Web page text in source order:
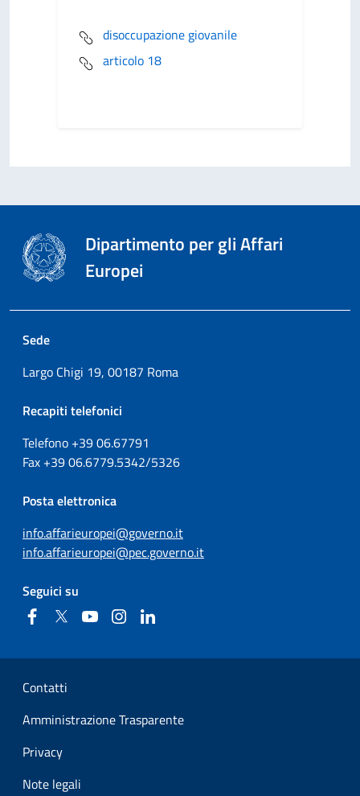
disoccupazione giovanile
articolo 18
Dipartimento per gli Affari
Europei
Sede
Largo Chigi 19, 00187 Roma
Recapiti telefonici
Telefono +3906.67791
Fax +3906.6779.5342/5326
Posta elettronica
info.affarieuropei@governo.it
info.affarieuropei@pec.governo.it
Seguici su
FacebookTwitter YouTubeInstagram
Sezione Link Utili
Contatti
Amministrazione Trasparente
Privacy
Note legali